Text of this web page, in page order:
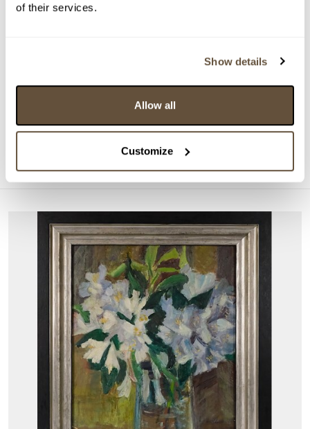
of their services.
Show details
Allow all
Customize
4 200 Kč